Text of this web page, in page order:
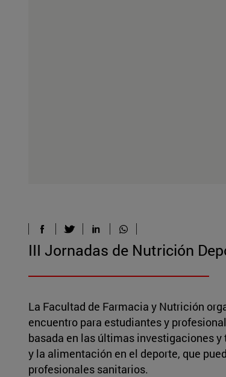
III Jornadas de Nutrición
La Facultad de Farmacia y Nutrición
encuentro para estudiantes y
basada en las últimas investigaciones
y la alimentación en el deporte, que
profesionales sanitarios.